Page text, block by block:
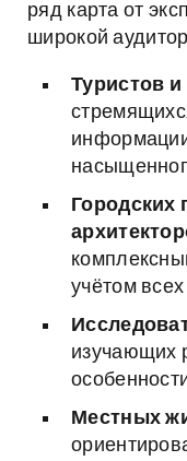
ряд карта от
широкой
Туристов
Городских
учётом
изучающих
Местных